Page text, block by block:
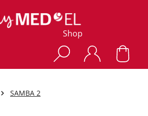
Shop
SAMBA 2